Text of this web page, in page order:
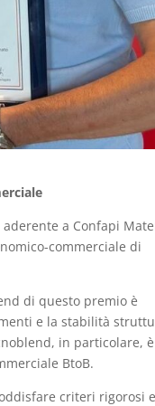
a Confapi
commerciale di
di questo premio è
e la stabilità
in particolare, è
BtoB.
criteri rigorosi e